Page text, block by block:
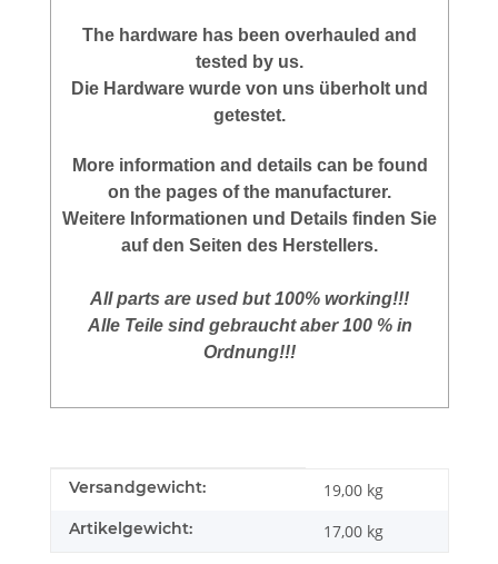
The hardware has been overhauled and
tested by us.
Die Hardware wurde von uns überholt und
getestet.
More information and details can be found
on the pages of the manufacturer.
Weitere Informationen und Details finden Sie
auf den Seiten des Herstellers.
All parts are used but 100% working!!!
Alle Teile sind gebraucht aber 100 % in
Ordnung!!!
Produkteigenschaft
Wert
Versandgewicht: 19,00 kg
Artikelgewicht: 17,00 kg